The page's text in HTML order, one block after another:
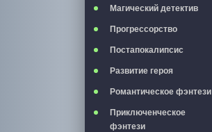
Магический детектив
Прогрессорство
Постапокалипсис
Развитие героя
Романтическое фэнтези
Приключенческое
фэнтези